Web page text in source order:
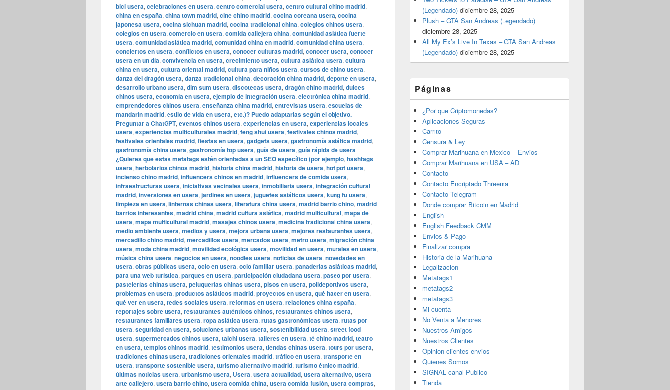
bici usera, celebraciones en usera, centro comercial usera, centro cultural chino madrid,
china en españa, china town madrid, cine chino madrid, cocina coreana usera, cocina
japonesa usera, cocina sichuan madrid, cocina tradicional china, colegios chinos usera,
colegios en usera, comercio en usera, comida callejera china, comunidad asiática fuerte
usera, comunidad asiática madrid, comunidad china en madrid, comunidad china usera,
conciertos en usera, conflictos en usera, conocer culturas madrid, conocer usera, conocer
usera en un día, convivencia en usera, crecimiento usera, cultura asiática usera, cultura
china en usera, cultura oriental madrid, cultura para niños usera, cursos de chino usera,
danza del dragón usera, danza tradicional china, decoración china madrid, deporte en usera,
desarrollo urbano usera, dim sum usera, discotecas usera, dragón chino madrid, dulces
chinos usera, economía en usera, ejemplo de integración usera, electrónica china madrid,
emprendedores chinos usera, enseñanza china madrid, entrevistas usera, escuelas de
mandarín madrid, estilo de vida en usera, etc.)? Puedo adaptarlas según el objetivo.
Preguntar a ChatGPT, eventos chinos usera, experiencias en usera, experiencias locales
usera, experiencias multiculturales madrid, feng shui usera, festivales chinos madrid,
festivales orientales madrid, fiestas en usera, gadgets usera, gastronomía asiática madrid,
gastronomía china usera, gastronomía top usera, guía de usera, guía rápida de usera
¿Quieres que estas metatags estén orientadas a un SEO específico (por ejemplo, hashtags
usera, herbolarios chinos madrid, historia china madrid, historia de usera, hot pot usera,
incienso chino madrid, influencers chinos en madrid, influencers de comida usera,
infraestructuras usera, iniciativas vecinales usera, inmobiliaria usera, integración cultural
madrid, inversiones en usera, jardines en usera, juguetes asiáticos usera, kung fu usera,
limpieza en usera, linternas chinas usera, literatura china usera, madrid barrio chino, madrid
barrios interesantes, madrid china, madrid cultura asiática, madrid multicultural, mapa de
usera, mapa multicultural madrid, masajes chinos usera, medicina tradicional china usera,
medio ambiente usera, medios y usera, mejora urbana usera, mejores restaurantes usera,
mercadillo chino madrid, mercadillos usera, mercados usera, metro usera, migración china
usera, moda china madrid, movilidad ecológica usera, movilidad en usera, murales en usera,
música china usera, negocios en usera, noodles usera, noticias de usera, novedades en
usera, obras públicas usera, ocio en usera, ocio familiar usera, panaderías asiáticas madrid,
para una web turística, parques en usera, participación ciudadana usera, paseo por usera,
pastelerías chinas usera, peluquerías chinas usera, pisos en usera, polideportivos usera,
problemas en usera, productos asiáticos madrid, proyectos en usera, qué hacer en usera,
qué ver en usera, redes sociales usera, reformas en usera, relaciones china españa,
reportajes sobre usera, restaurantes auténticos chinos, restaurantes chinos usera,
restaurantes familiares usera, ropa asiática usera, rutas gastronómicas usera, rutas por
usera, seguridad en usera, soluciones urbanas usera, sostenibilidad usera, street food
usera, supermercados chinos usera, taichí usera, talleres en usera, té chino madrid, teatro
en usera, templos chinos madrid, testimonios usera, tiendas chinas usera, tours por usera,
tradiciones chinas usera, tradiciones orientales madrid, tráfico en usera, transporte en
usera, transporte sostenible usera, turismo alternativo madrid, turismo étnico madrid,
últimas noticias usera, urbanismo usera, Usera, usera actualidad, usera alternativo, usera
arte callejero, usera barrio chino, usera comida china, usera comida fusión, usera compras,
(Legendado) diciembre 28, 2025
Plush – GTA San Andreas (Legendado)
diciembre 28, 2025
All My Ex’s Live In Texas – GTA San Andreas
(Legendado) diciembre 28, 2025
Páginas
¿Por que Criptomonedas?
Aplicaciones Seguras
Carrito
Censura & Ley
Comprar Marihuana en Mexico – Envios –
Comprar Marihuana en USA – AD
Contacto
Contacto Encriptado Threema
Contacto Telegram
Donde comprar Bitcoin en Madrid
English
English Feedback CMM
Envios & Pago
Finalizar compra
Historia de la Marihuana
Legalizacion
Metatags1
metatags2
metatags3
Mi cuenta
No Venta a Menores
Nuestros Amigos
Nuestros Clientes
Opinion clientes envios
Quienes Somos
SIGNAL canal Publico
Tienda